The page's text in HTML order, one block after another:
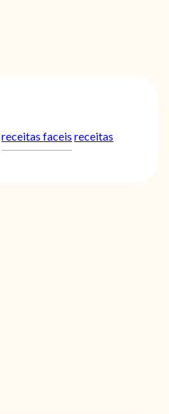
receitas faceis receitas